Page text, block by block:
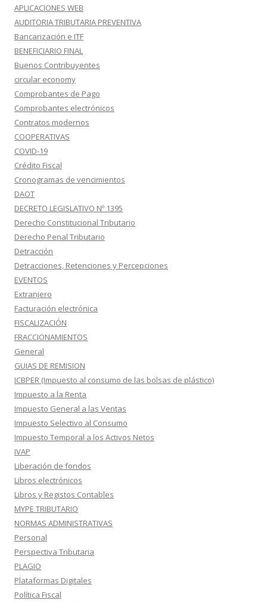
APLICACIONES WEB
AUDITORIA TRIBUTARIA PREVENTIVA
Bancarización e ITF
BENEFICIARIO FINAL
Buenos Contribuyentes
circular economy
Comprobantes de Pago
Comprobantes electrónicos
Contratos modernos
COOPERATIVAS
COVID-19
Crédito Fiscal
Cronogramas de vencimientos
DAOT
DECRETO LEGISLATIVO Nº 1395
Derecho Constitucional Tributario
Derecho Penal Tributario
Detracción
Detracciones, Retenciones y Percepciones
EVENTOS
Extranjero
Facturación electrónica
FISCALIZACIÓN
FRACCIONAMIENTOS
General
GUIAS DE REMISION
ICBPER (Impuesto al consumo de las bolsas de plástico)
Impuesto a la Renta
Impuesto General a las Ventas
Impuesto Selectivo al Consumo
Impuesto Temporal a los Activos Netos
IVAP
Liberación de fondos
Libros electrónicos
Libros y Registos Contables
MYPE TRIBUTARIO
NORMAS ADMINISTRATIVAS
Personal
Perspectiva Tributaria
PLAGIO
Plataformas Digitales
Política Fiscal